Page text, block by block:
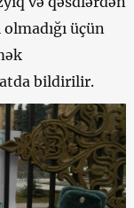
üçün
bildirilir.